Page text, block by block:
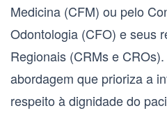
Medicina (CFM) ou pelo
Odontologia (CFO) e seus
Regionais (CRMs e
abordagem que prioriza a
respeito à dignidade do